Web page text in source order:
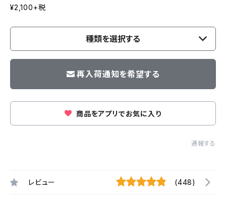
¥2,100+税
種類を選択する
再入荷通知を希望する
商品をアプリでお気に入り
通報する
レビュー (448)